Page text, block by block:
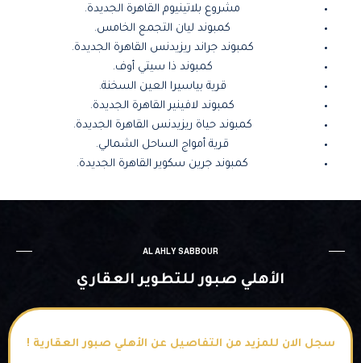
مشروع بلاتينيوم القاهرة الجديدة.
كمبوند ليان التجمع الخامس.
كمبوند جراند ريزيدنس القاهرة الجديدة.
كمبوند ذا سيتي أوف.
قرية بياسيرا العين السخنة.
كمبوند لافينير القاهرة الجديدة.
كمبوند حياة ريزيدنس القاهرة الجديدة.
قرية أمواج الساحل الشمالي.
كمبوند جرين سكوير القاهرة الجديدة.
AL AHLY SABBOUR
الأهلي صبور للتطوير العقاري
سجل الان للمزيد من التفاصيل عن الأهلي صبور العقارية !